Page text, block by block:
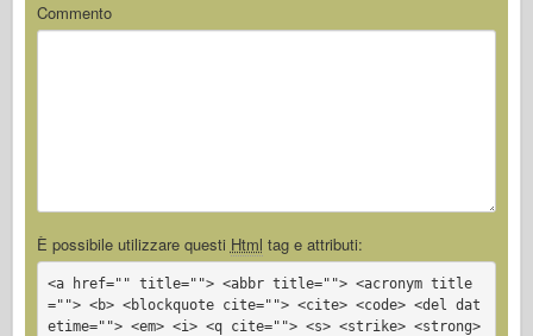
Commento
È possibile utilizzare questi Html tag e attributi:
<a href="" title=""> <abbr title=""> <acronym title
=""> <b> <blockquote cite=""> <cite> <code> <del dat
etime=""> <em> <i> <q cite=""> <s> <strike> <strong>